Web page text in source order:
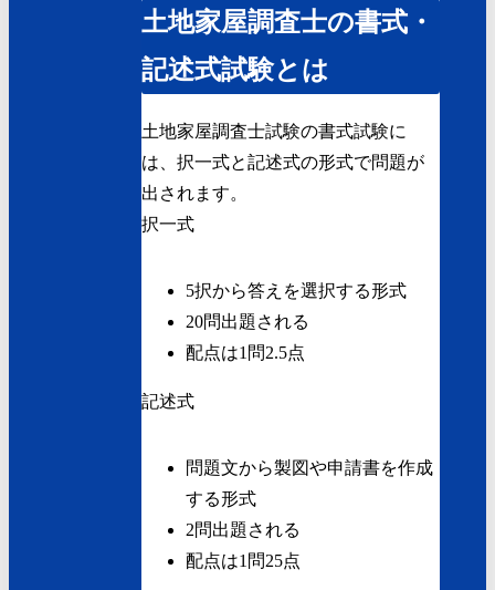
土地家屋調査士の書式・
記述式試験とは
土地家屋調査士試験の書式試験に
は、択一式と記述式の形式で問題が
出されます。
択一式
5択から答えを選択する形式
20問出題される
配点は1問2.5点
記述式
問題文から製図や申請書を作成
する形式
2問出題される
配点は1問25点